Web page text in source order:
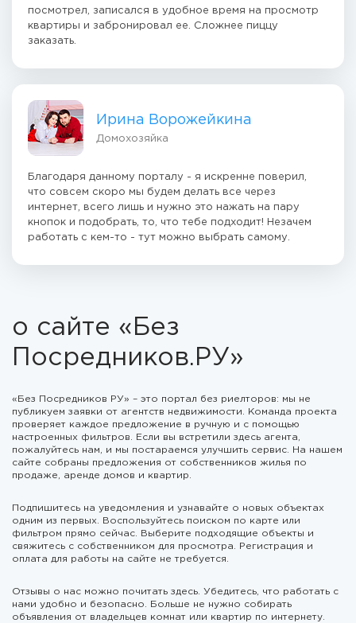
посмотрел, записался в удобное время на просмотр
квартиры и забронировал ее. Сложнее пиццу
заказать.
Ирина Ворожейкина
Домохозяйка
Благодаря данному порталу - я искренне поверил,
что совсем скоро мы будем делать все через
интернет, всего лишь и нужно это нажать на пару
кнопок и подобрать, то, что тебе подходит! Незачем
работать с кем-то - тут можно выбрать самому.
о сайте «Без
Посредников.РУ»
«Без Посредников РУ» – это портал без риелторов: мы не
публикуем заявки от агентств недвижимости. Команда проекта
проверяет каждое предложение в ручную и с помощью
настроенных фильтров. Если вы встретили здесь агента,
пожалуйтесь нам, и мы постараемся улучшить сервис. На нашем
сайте собраны предложения от собственников жилья по
продаже, аренде домов и квартир.
Подпишитесь на уведомления и узнавайте о новых объектах
одним из первых. Воспользуйтесь поиском по карте или
фильтром прямо сейчас. Выберите подходящие объекты и
свяжитесь с собственником для просмотра. Регистрация и
оплата для работы на сайте не требуется.
Отзывы о нас можно почитать здесь. Убедитесь, что работать с
нами удобно и безопасно. Больше не нужно собирать
объявления от владельцев комнат или квартир по интернету.